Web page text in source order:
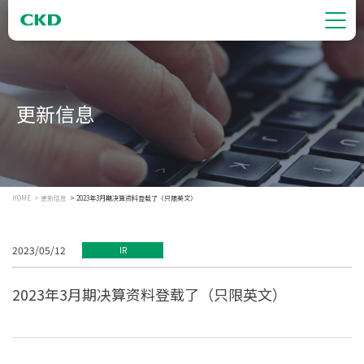
更新信息
HOME 更新信息 2023年3月期决算资料登载了（只限英文）
2023/05/12 IR
2023年3月期决算资料登载了（只限英文）